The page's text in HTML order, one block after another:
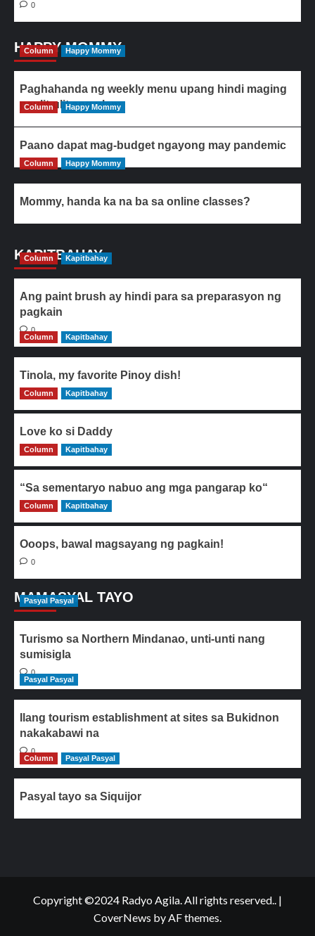
0
HAPPY MOMMY
Column Happy Mommy
Paghahanda ng weekly menu upang hindi maging
paulit-ulit ang ulam
Column Happy Mommy
Paano dapat mag-budget ngayong may pandemic
Column Happy Mommy
Mommy, handa ka na ba sa online classes?
KAPITBAHAY
Column Kapitbahay
Ang paint brush ay hindi para sa preparasyon ng
pagkain
0
Column
Kapitbahay
Tinola, my favorite Pinoy dish!
0
Column Kapitbahay
Love ko si Daddy
0
Column Kapitbahay
“Sa sementaryo nabuo ang mga pangarap ko“
0
Column Kapitbahay
Ooops, bawal magsayang ng pagkain!
0
MAMASYAL TAYO
Pasyal Pasyal
Turismo sa Northern Mindanao, unti-unti nang
sumisigla
0
Pasyal Pasyal
Ilang tourism establishment at sites sa Bukidnon
nakakabawi na
0
Column
Pasyal Pasyal
Pasyal tayo sa Siquijor
Copyright ©2024 Radyo Agila. All rights reserved.. |
CoverNews by AF themes.